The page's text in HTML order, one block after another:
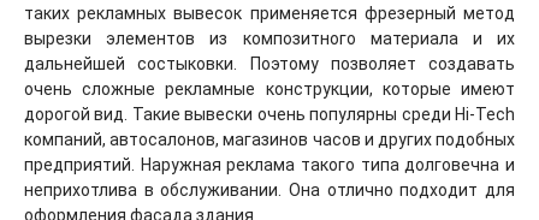
таких рекламных вывесок применяется фрезерный метод
вырезки элементов из композитного материала и их
дальнейшей состыковки. Поэтому позволяет создавать
очень сложные рекламные конструкции, которые имеют
дорогой вид. Такие вывески очень популярны среди Hi-Tech
компаний, автосалонов, магазинов часов и других подобных
предприятий. Наружная реклама такого типа долговечна и
неприхотлива в обслуживании. Она отлично подходит для
оформления фасада здания